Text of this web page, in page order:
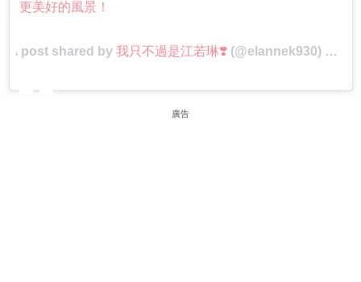
更美好的風景！
A post shared by我只不過是江若琳❣️ (@elannek930) on
廣告